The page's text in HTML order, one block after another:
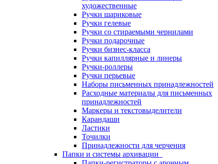
художественные
Ручки шариковые
Ручки гелевые
Ручки со стираемыми чернилами
Ручки подарочные
Ручки бизнес-класса
Ручки капиллярные и линеры
Ручки-роллеры
Ручки перьевые
Наборы письменных принадлежностей
Расходные материалы для письменных
принадлежностей
Маркеры и текстовыделители
Карандаши
Ластики
Точилки
Принадлежности для черчения
Папки и системы архивации